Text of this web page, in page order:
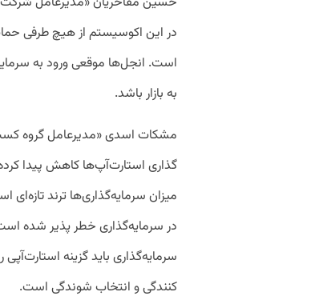
در این اکوسیستم از هیچ طرفی
است. انجل‌ها موقعی ورود به
به بازار باشد.
مشکات اسدی «مدیرعامل گروه
گذاری استارت‌آپ‌ها کاهش پیدا
در سرمایه‌گذاری خطر پذیر شده
سرمایه‌گذاری باید گزینه
کنندگی و انتخاب شوندگی است.